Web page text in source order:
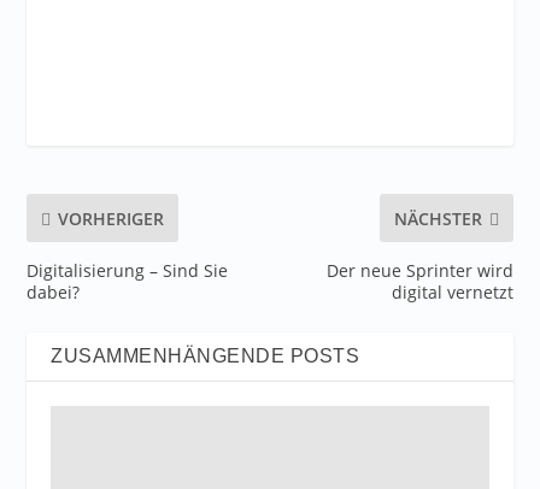
VORHERIGER
Digitalisierung – Sind Sie
dabei?
NÄCHSTER
Der neue Sprinter wird
digital vernetzt
ZUSAMMENHÄNGENDE POSTS